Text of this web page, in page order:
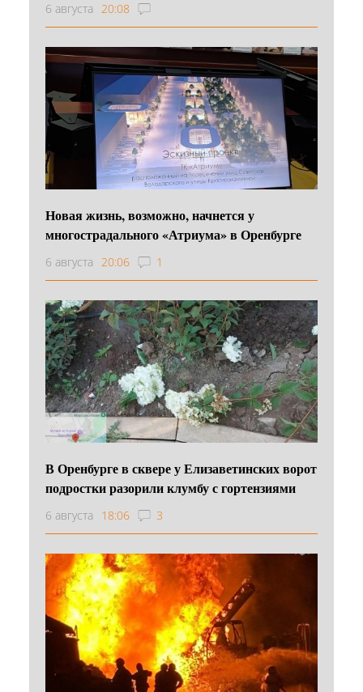
6 августа 20:08
Новая жизнь, возможно, начнется у
многострадального «Атриума» в Оренбурге
6 августа 20:06 1
В Оренбурге в сквере у Елизаветинских ворот
подростки разорили клумбу с гортензиями
6 августа 18:06 3